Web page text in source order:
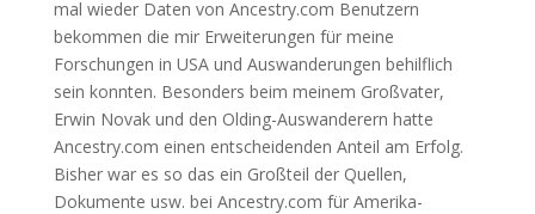
mal wieder Daten von Ancestry.com Benutzern
bekommen die mir Erweiterungen für meine
Forschungen in USA und Auswanderungen behilflich
sein konnten. Besonders beim meinem Großvater,
Erwin Novak und den Olding-Auswanderern hatte
Ancestry.com einen entscheidenden Anteil am Erfolg.
Bisher war es so das ein Großteil der Quellen,
Dokumente usw. bei Ancestry.com für Amerika-